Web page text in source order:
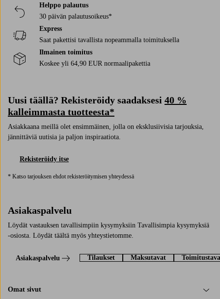
Helppo palautus
30 päivän palautusoikeus*
Express
Saat pakettisi tavallista nopeammalla toimituksella
Ilmainen toimitus
Koskee yli 64,90 EUR normaalipakettia
Uusi täällä? Rekisteröidy saadaksesi 40 %
kalleimmasta tuotteesta*
Asiakkaana meillä olet ensimmäinen, jolla on eksklusiivisia tarjouksia,
jännittäviä uutisia ja paljon inspiraatiota.
Rekisteröidy itse
* Katso tarjouksen ehdot rekisteröitymisen yhteydessä
Asiakaspalvelu
Löydät vastauksen tavallisimpiin kysymyksiin Tavallisimpia kysymyksiä
-osiosta. Löydät täältä myös yhteystietomme.
Asiakaspalvelu Tilaukset Maksutavat
Omat sivut